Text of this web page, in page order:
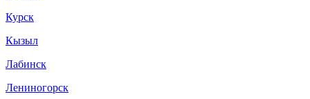
Курск
Кызыл
Лабинск
Лениногорск